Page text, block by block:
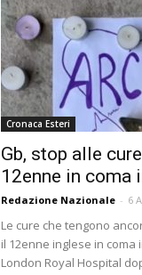
Cronaca Esteri
Gb, stop alle
12enne in coma
Redazione Nazionale - 6
Le cure che tengono
il 12enne inglese in
London Royal Hospital